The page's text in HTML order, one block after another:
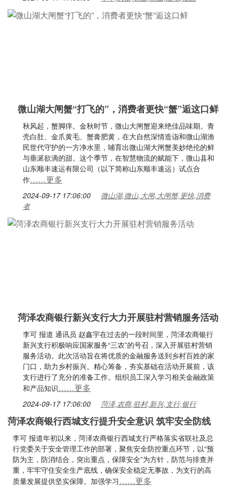
微山湖大闸蟹“打飞的”，消费者更快“蟹”逅这口鲜
秋风起，蟹脚痒。金秋时节，微山大闸蟹迎来绝佳品味期。青
壳白肚、金爪黄毛、蟹膏肥黄，在大自然深情造诣和微山湖渔
民世代守护的一方净水里，哺育出微山湖大闸蟹美妙绝伦的鲜
与垂涎欲滴的甜。这个季节，在智慧物流的赋能下，微山县和
山东顺丰速运有限公司（以下简称山东顺丰速运）试点合
作……更多
2024-09-17 17:06:00
微山湖,微山,大闸,大闸蟹,更快,消费
者
菏泽农商银行新兴支行大力开展驻村营销服务活动
李可 报道 通讯员 赵鑫宇在过去的一段时间里，菏泽农商银行
新兴支行积极响应国家服务“三农”的号召，深入开展驻村营销
服务活动。此次活动旨在将优质的金融服务送到乡村百姓的家
门口，助力乡村振兴。精心筹备，夯实基础在活动开展前，该
支行进行了充分的准备工作。组织员工深入学习相关金融政策
和产品知识……更多
2024-09-17 17:06:00 菏泽,农商,驻村,新兴,支行,银行
菏泽农商银行西城支行提升安全意识 筑牢安全防线
李可 报道年初以来，菏泽农商银行西城支行严格落实省联社及总
行党委关于安全管理工作的部署，聚焦安全防控重点环节，以“预
防为主，防消结合，突出重点，保障安全”为方针，防范与排查并
重，牢牢守住安全生产底线，确保安全稳定无事故，为支行的高
质量发展提供坚实保障。加强学习……更多